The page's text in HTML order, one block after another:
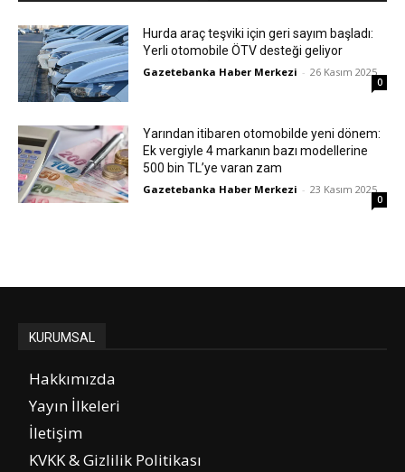
Hurda araç teşviki için geri sayım başladı:
Yerli otomobile ÖTV desteği geliyor
Gazetebanka Haber Merkezi - 26 Kasım 2025
0
Yarından itibaren otomobilde yeni dönem:
Ek vergiyle 4 markanın bazı modellerine
500 bin TL’ye varan zam
Gazetebanka Haber Merkezi - 23 Kasım 2025
0
KURUMSAL
Hakkımızda
Yayın İlkeleri
İletişim
KVKK & Gizlilik Politikası